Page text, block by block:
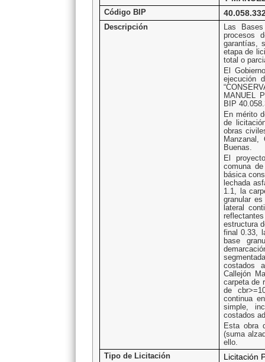
Código BIP
Descripción
Las
procesos
garantías,
etapa de
total o
El
ejecución
MANUEL
BIP
En mérito
de
obras
Buenas.
El
comuna
básica
lechada
1.1, la
granular
lateral
estructura
final 0.33,
base
costados
Callejón
carpeta de
de
continua
simple,
costados
Esta obra
(suma
ello.
Tipo de Licitación
Licitación